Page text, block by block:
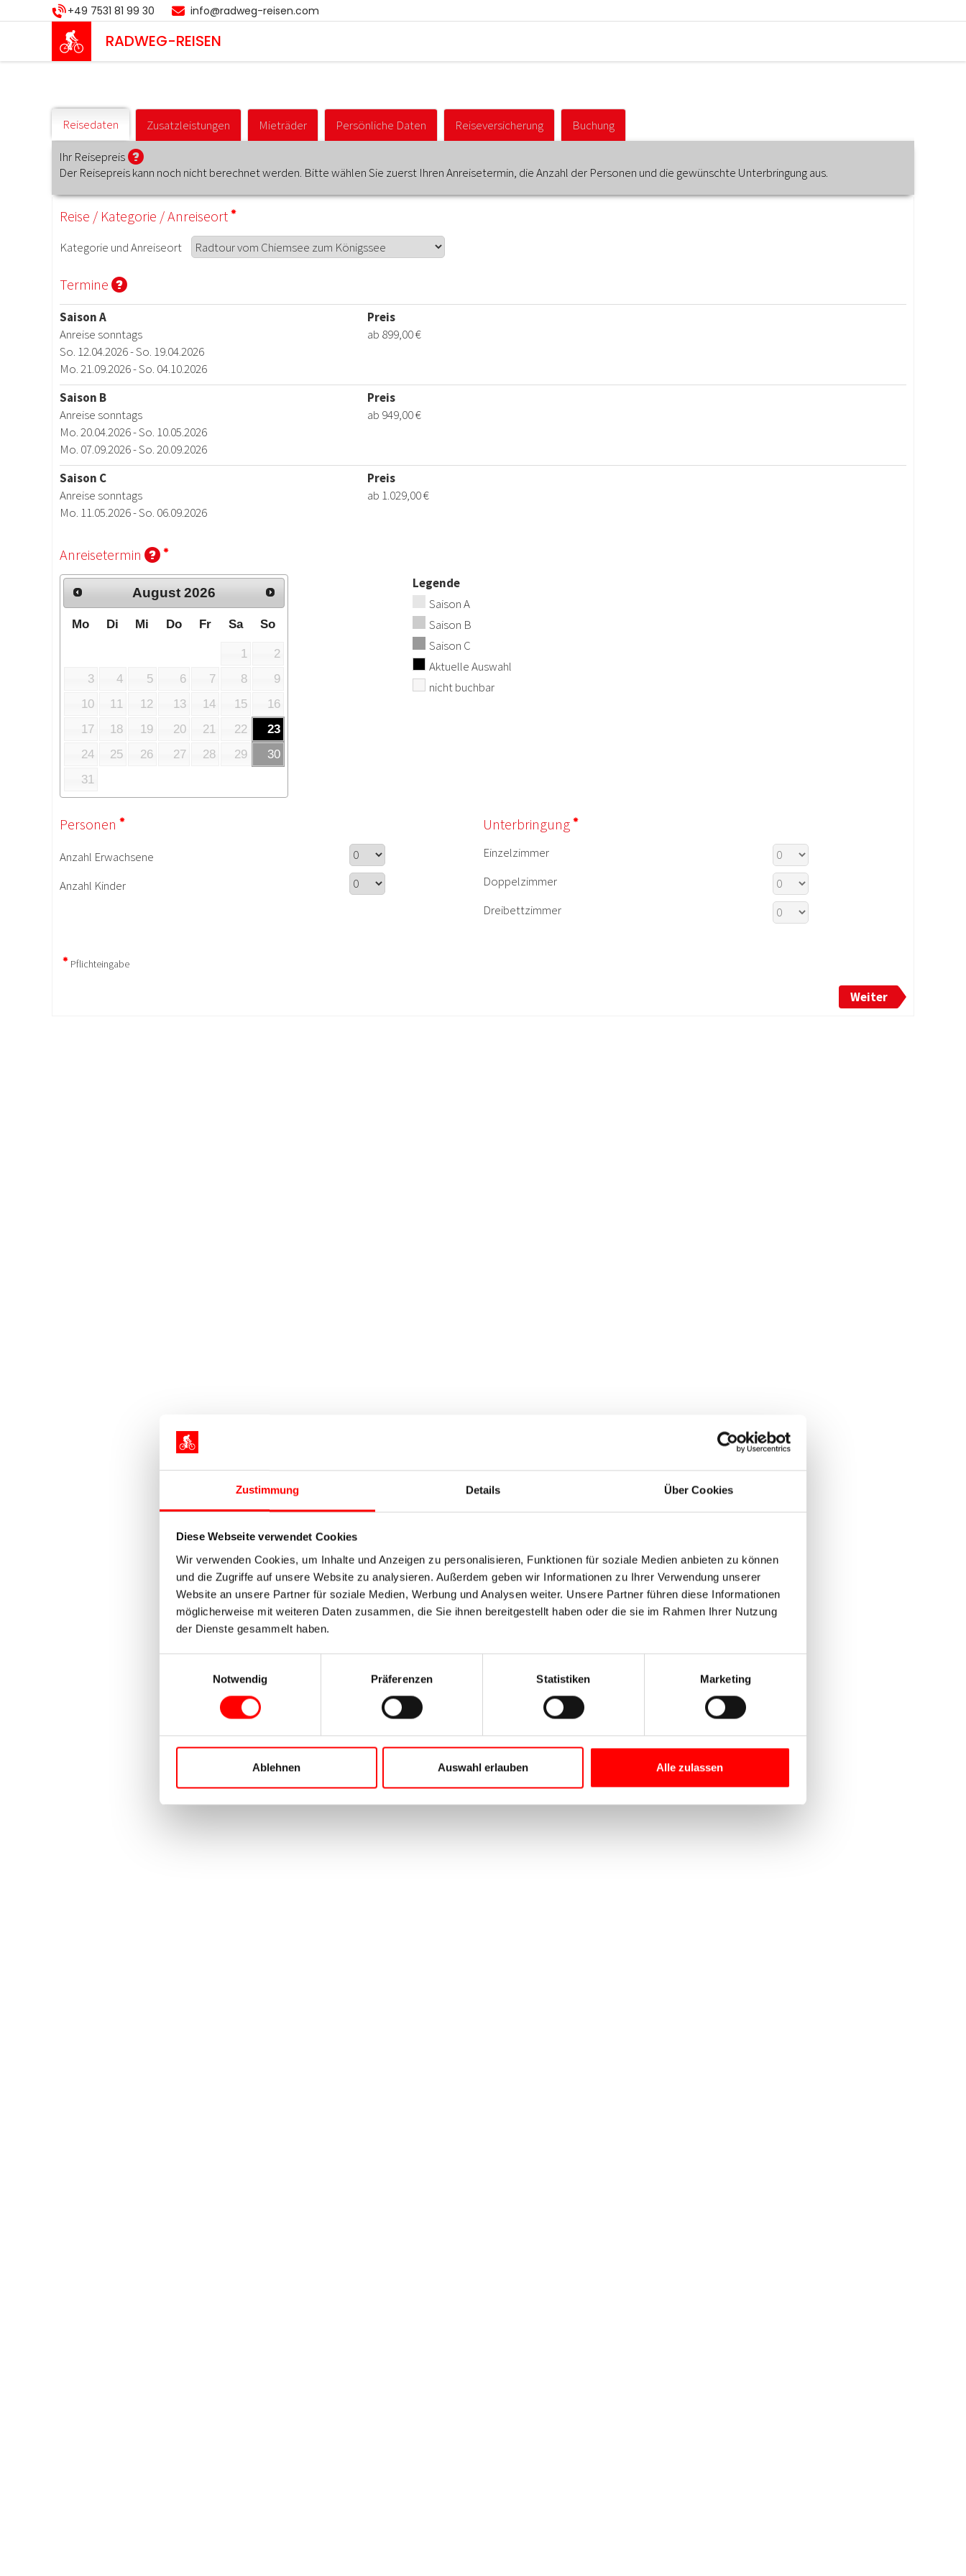
Zustimmung Details Über Cookies
Diese Webseite verwendet Cookies
Wir verwenden Cookies, um Inhalte und Anzeigen zu personalisieren, Funktionen für soziale Medien anbieten zu können
und die Zugriffe auf unsere Website zu analysieren. Außerdem geben wir Informationen zu Ihrer Verwendung unserer
Website an unsere Partner für soziale Medien, Werbung und Analysen weiter. Unsere Partner führen diese Informationen
möglicherweise mit weiteren Daten zusammen, die Sie ihnen bereitgestellt haben oder die sie im Rahmen Ihrer Nutzung
der Dienste gesammelt haben.
Notwendig
Präferenzen Statistiken Marketing
Ablehnen Auswahl erlauben Alle zulassen
zum
+49 7531 81 99 30 info@radweg-reisen.com
RADWEG-REISEN